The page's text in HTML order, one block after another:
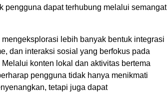
pengguna dapat terhubung melalui semangat
lebih banyak bentuk integrasi
dan interaksi sosial yang berfokus pada
konten lokal dan aktivitas bertema
pengguna tidak hanya menikmati
tetapi juga dapat